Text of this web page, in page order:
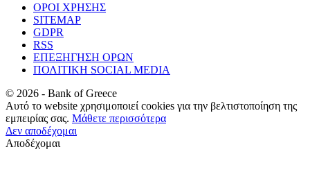
ΟΡΟΙ ΧΡΗΣΗΣ
SITEMAP
GDPR
RSS
ΕΠΕΞΗΓΗΣΗ ΟΡΩΝ
ΠΟΛΙΤΙΚΗ SOCIAL MEDIA
© 2026 - Bank of Greece
Αυτό το website χρησιμοποιεί cookies για την βελτιστοποίηση της
εμπειρίας σας. Μάθετε περισσότερα
Δεν αποδέχομαι
Αποδέχομαι